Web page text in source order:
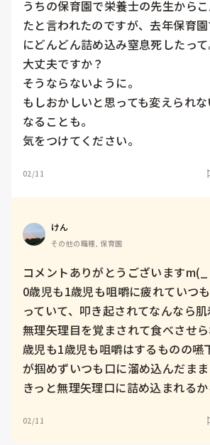
うちの保育園で栄養士の先生から
たと言われたのですが、去年保育
にどんどん詰め込み窒息死したって
大丈夫ですか？
そうならないように。
もしおかしいと思っても変えられ
なることも。
気をつけてください。
02/11
けん
その他の職種, 保育園
コメントありがとうございます
0歳児も1歳児も咀嚼に疲れていつ
っていて、叩き起されてなんなら
無理矢理目を覚まされて食べさせ
歳児も1歳児も咀嚼はするものの嚥
が掴めずいつも口に溜め込んだまま
きっと無理矢理口に詰め込まれる
02/11